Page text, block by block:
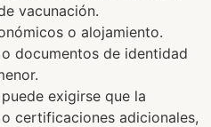
vacunación.
o alojamiento.
documentos de identidad
exigirse que la
certificaciones adicionales,